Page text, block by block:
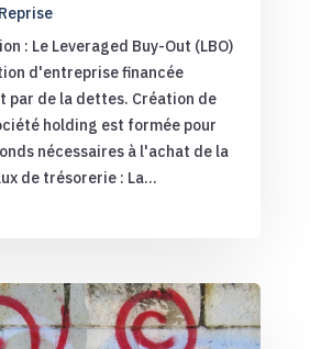
Reprise
: Le Leveraged Buy-Out (LBO)
d'entreprise financée
par de la dettes. Création de
holding est formée pour
nécessaires à l'achat de la
de trésorerie : La...